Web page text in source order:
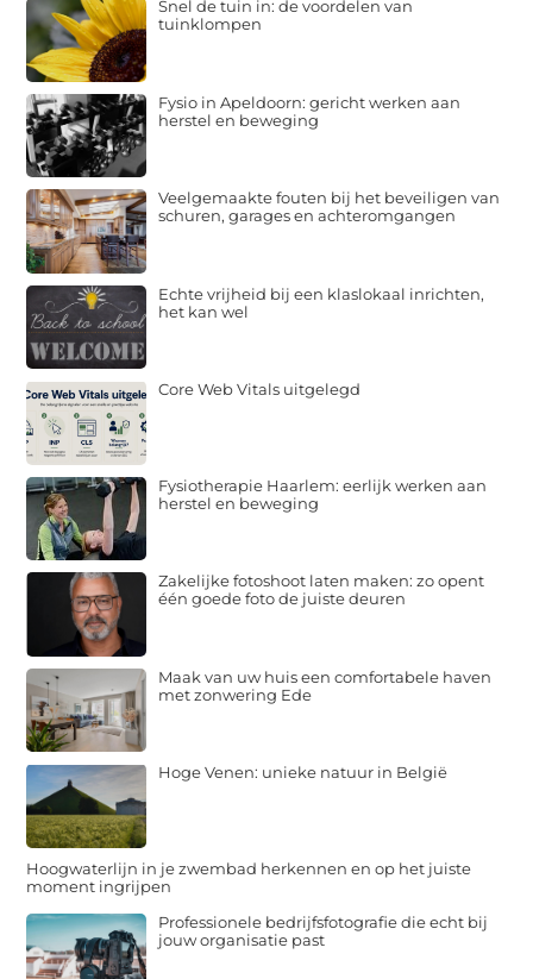
Snel de tuin in: de voordelen van
tuinklompen
Fysio in Apeldoorn: gericht werken aan
herstel en beweging
Veelgemaakte fouten bij het beveiligen van
schuren, garages en achteromgangen
Echte vrijheid bij een klaslokaal inrichten,
het kan wel
Core Web Vitals uitgelegd
Fysiotherapie Haarlem: eerlijk werken aan
herstel en beweging
Zakelijke fotoshoot laten maken: zo opent
één goede foto de juiste deuren
Maak van uw huis een comfortabele haven
met zonwering Ede
Hoge Venen: unieke natuur in België
Hoogwaterlijn in je zwembad herkennen en op het juiste
moment ingrijpen
Professionele bedrijfsfotografie die echt bij
jouw organisatie past